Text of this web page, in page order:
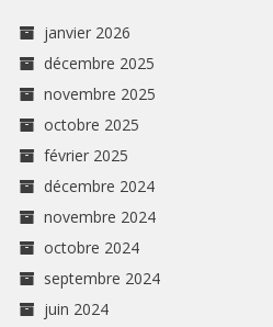
janvier 2026
décembre 2025
novembre 2025
octobre 2025
février 2025
décembre 2024
novembre 2024
octobre 2024
septembre 2024
juin 2024